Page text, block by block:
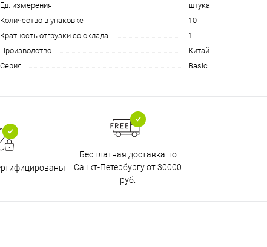
Ед. измерения
штука
Количество в упаковке
10
Кратность отгрузки со склада
1
Производство
Китай
Серия
Basic
Бесплатная доставка по
Санкт-Петербургу от 30000
руб.